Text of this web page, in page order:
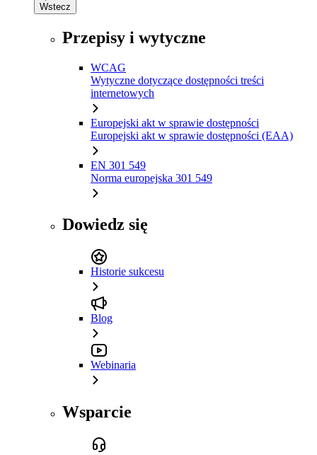
Wstecz
Przepisy i wytyczne
WCAG
Wytyczne dotyczące dostępności treści
internetowych
Europejski akt w sprawie dostępności
Europejski akt w sprawie dostępności (EAA)
EN 301 549
Norma europejska 301 549
Dowiedz się
Historie sukcesu
Blog
Webinaria
Wsparcie